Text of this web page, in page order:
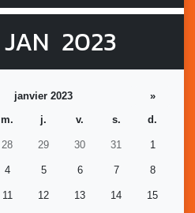
JAN 2023
janvier 2023
»
m. j. v. s. d.
28 29 30 31 1
4 5 6 7 8
11 12 13 14 15